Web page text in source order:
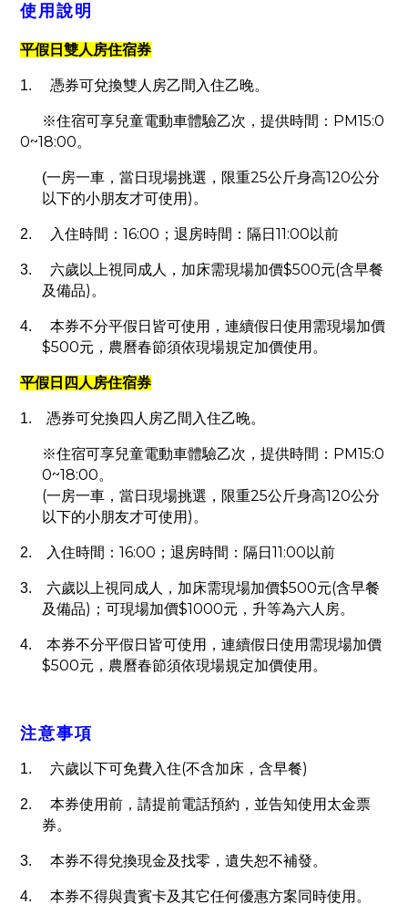
使用說明
平假日雙人房住宿券
1. 憑券可兌換雙人房乙間入住乙晚。
※住宿可享兒童電動車體驗乙次，提供時間： PM15:0
0~18:00。
(一房一車，當日現場挑選，限重25公斤身高120公分
以下的小朋友才可使用 ) 。
2. 入住時間： 16:00 ；退房時間：隔日 11:00 以前
3. 六歲以上視同成人，加床需現場加價$500元(含早餐
及備品) 。
4. 本券不分平假日皆可使用，連續假日使用需現場加價
$500元，農曆春節須依現場規定加價使用。
平假日四人房住宿券
1. 憑券可兌換四人房乙間入住乙晚。
※住宿可享兒童電動車體驗乙次，提供時間： PM15:0
0~18:00。
(一房一車，當日現場挑選，限重25公斤身高120公分
以下的小朋友才可使用 ) 。
2. 入住時間： 16:00 ；退房時間：隔日 11:00 以前
3. 六歲以上視同成人，加床需現場加價$500元(含早餐
及備品) ；可現場加價$1000元，升等為六人房。
4. 本券不分平假日皆可使用，連續假日使用需現場加價
$500元，農曆春節須依現場規定加價使用。
注意事項
1. 六歲以下可免費入住(不含加床，含早餐)
2.
本券使用前，請提前電話預約，並告知使用太金票
券。
3. 本券不得兌換現金及找零，遺失恕不補發。
4. 本券不得與貴賓卡及其它任何優惠方案同時使用。